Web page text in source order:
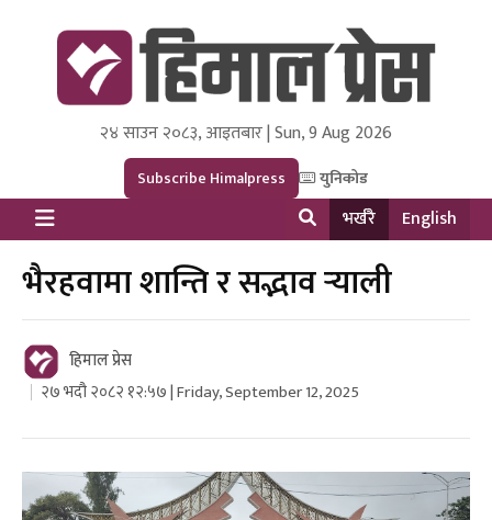
Himal Press
Dot NewsyNepal Media and Research Pvt Ltd.
२४ साउन २०८३, आइतबार | Sun, 9 Aug 2026
Subscribe Himalpress युनिकोड
भर्खरै English
भैरहवामा शान्ति र सद्भाव र्‍याली
हिमाल प्रेस
२७ भदौ २०८२ १२:५७ | Friday, September 12, 2025